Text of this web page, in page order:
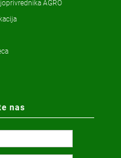
AGRO
nas